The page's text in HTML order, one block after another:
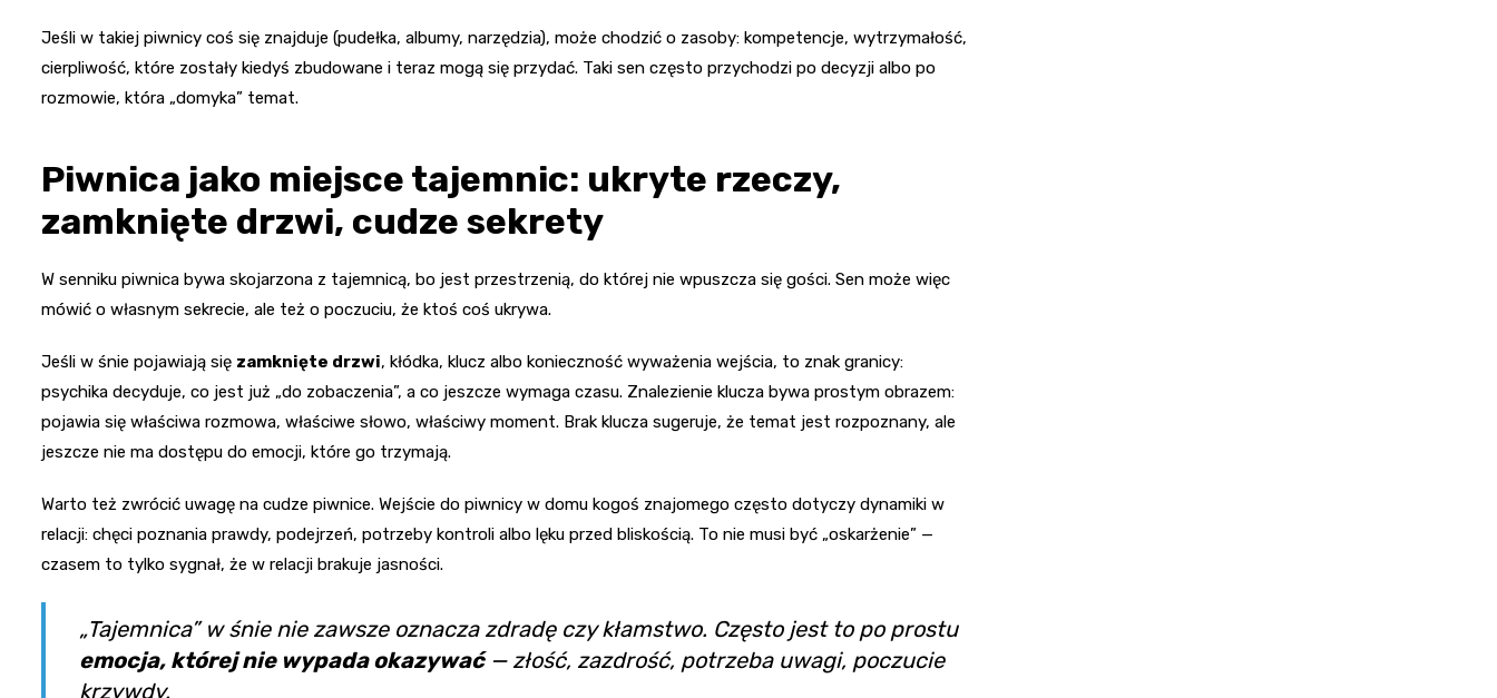
Jeśli w takiej piwnicy coś się znajduje (pudełka, albumy, narzędzia), może chodzić o zasoby: kompetencje, wytrzymałość,
cierpliwość, które zostały kiedyś zbudowane i teraz mogą się przydać. Taki sen często przychodzi po decyzji albo po
rozmowie, która „domyka” temat.
Piwnica jako miejsce tajemnic: ukryte rzeczy,
zamknięte drzwi, cudze sekrety
W senniku piwnica bywa skojarzona z tajemnicą, bo jest przestrzenią, do której nie wpuszcza się gości. Sen może więc
mówić o własnym sekrecie, ale też o poczuciu, że ktoś coś ukrywa.
Jeśli w śnie pojawiają się zamknięte drzwi, kłódka, klucz albo konieczność wyważenia wejścia, to znak granicy:
psychika decyduje, co jest już „do zobaczenia”, a co jeszcze wymaga czasu. Znalezienie klucza bywa prostym obrazem:
pojawia się właściwa rozmowa, właściwe słowo, właściwy moment. Brak klucza sugeruje, że temat jest rozpoznany, ale
jeszcze nie ma dostępu do emocji, które go trzymają.
Warto też zwrócić uwagę na cudze piwnice. Wejście do piwnicy w domu kogoś znajomego często dotyczy dynamiki w
relacji: chęci poznania prawdy, podejrzeń, potrzeby kontroli albo lęku przed bliskością. To nie musi być „oskarżenie” —
czasem to tylko sygnał, że w relacji brakuje jasności.
„Tajemnica” w śnie nie zawsze oznacza zdradę czy kłamstwo. Często jest to po prostu
emocja, której nie wypada okazywać— złość, zazdrość, potrzeba uwagi, poczucie
krzywdy.